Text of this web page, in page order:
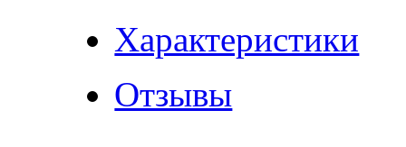
Характеристики
Отзывы